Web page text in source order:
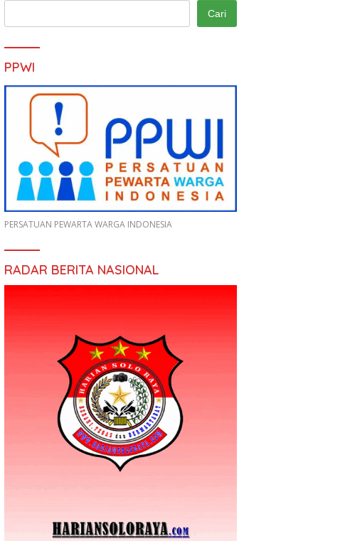
Sekda Pohuwato Buka
Pelatihan Operator Truk Pani
Gold Mine
Dugaan Penyimpangan MBG
Petinggi BGN Resmi Jadi
Tersangka
Cari
PPWI
PERSATUAN PEWARTA WARGA INDONESIA
RADAR BERITA NASIONAL